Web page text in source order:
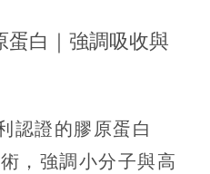
蛋白｜強調吸收與
認證的膠原蛋白
，強調小分子與高